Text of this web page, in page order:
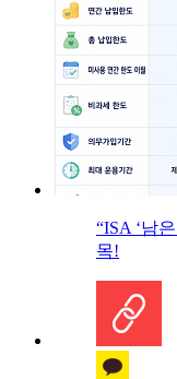
“ISA ‘남
목!